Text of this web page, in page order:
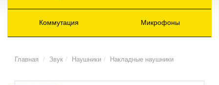
Коммутация Микрофоны
Главная Звук Наушники Накладные наушники